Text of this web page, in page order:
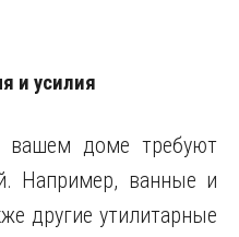
и усилия
вашем доме требуют
Например, ванные и
другие утилитарные